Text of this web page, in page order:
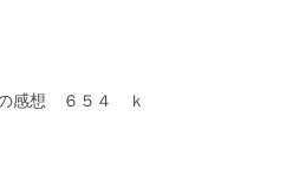
感想 ６５４ ｋ